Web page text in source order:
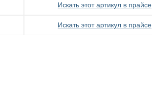
Искать этот артикул в прайсе
Искать этот артикул в прайсе